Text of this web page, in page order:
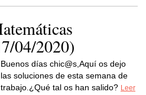
04/2020)
Buenos días chic@s,Aquí os dejo
las soluciones de esta semana de
trabajo.¿Qué tal os han salido? Leer